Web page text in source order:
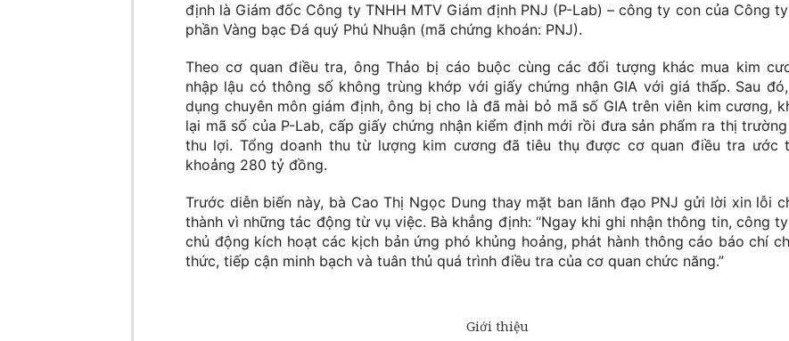
định là Giám đốc Công ty TNHH MTV Giám định PNJ (P-Lab) – công ty con của Công
phần Vàng bạc Đá quý Phú Nhuận (mã chứng khoán: PNJ).
Theo cơ quan điều tra, ông Thảo bị cáo buộc cùng các đối tượng khác mua kim
nhập lậu có thông số không trùng khớp với giấy chứng nhận GIA với giá thấp. Sau
dụng chuyên môn giám định, ông bị cho là đã mài bỏ mã số GIA trên viên kim cương,
lại mã số của P-Lab, cấp giấy chứng nhận kiểm định mới rồi đưa sản phẩm ra thị
thu lợi. Tổng doanh thu từ lượng kim cương đã tiêu thụ được cơ quan điều tra ước
khoảng 280 tỷ đồng.
Trước diễn biến này, bà Cao Thị Ngọc Dung thay mặt ban lãnh đạo PNJ gửi lời xin lỗi
thành vì những tác động từ vụ việc. Bà khẳng định: “Ngay khi ghi nhận thông tin, công
chủ động kích hoạt các kịch bản ứng phó khủng hoảng, phát hành thông cáo báo chí
thức, tiếp cận minh bạch và tuân thủ quá trình điều tra của cơ quan chức năng.”